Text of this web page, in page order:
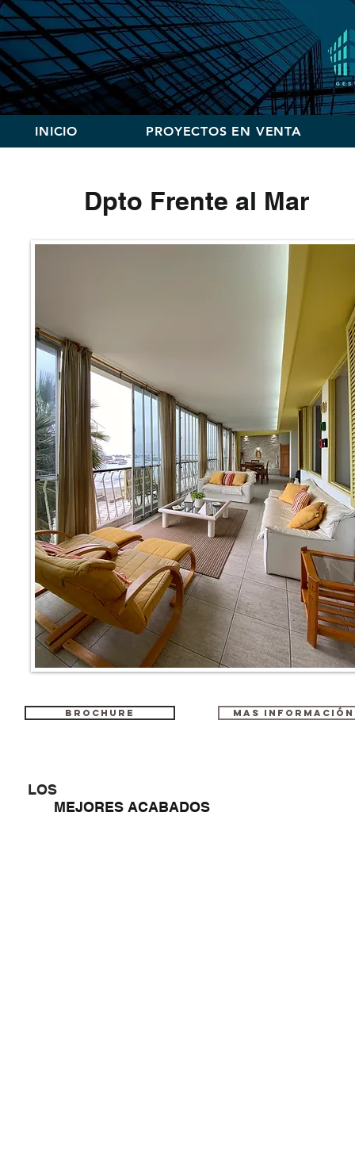
INICIO PROYECTOS EN VENTA
Dpto Frente al Mar
BROCHURE MAS INFORMACIÓN
LOS
MEJORES ACABADOS